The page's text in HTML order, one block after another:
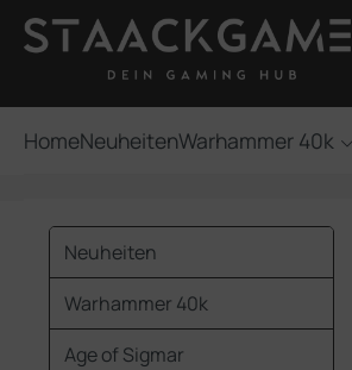
Hauptinhalt springen
Zur Suche springen
HomeNeuheitenWarhammer 40k
Neuheiten
Warhammer 40k
Age of Sigmar